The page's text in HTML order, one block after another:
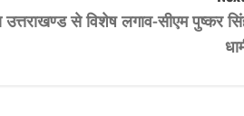
उत्तराखण्ड से विशेष लगाव-सीएम पुष्कर